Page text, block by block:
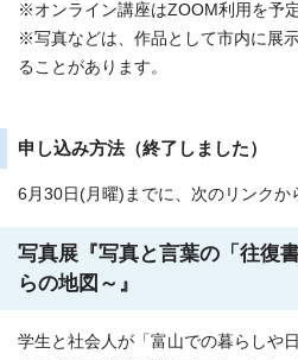
※オンライン講座はZOOM利用を予
※写真などは、作品として市内に展
ることがあります。
申し込み方法（終了しました）
6月30日(月曜)までに、次のリンクか
写真展『写真と言葉の「往復
らの地図～』
学生と社会人が「富山での暮らしや